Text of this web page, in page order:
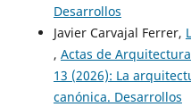
Desarrollos
Javier Carvajal Ferrer,
, Actas de
13 (2026): La
canónica. Desarrollos